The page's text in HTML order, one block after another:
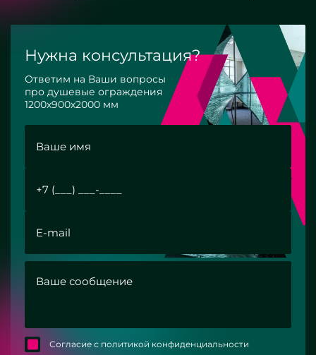
Нужна консультация?
Ответим на Ваши вопросы
про душевые ограждения
1200х900х2000 мм
Согласие с политикой конфиденциальности